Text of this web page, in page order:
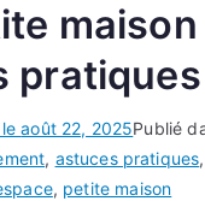
maison
pratiques
leaoût 22, 2025Publié
, astuces pratiques,
, petite maison